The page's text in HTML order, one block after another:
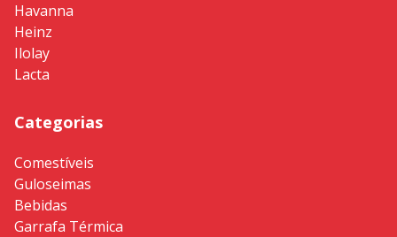
Havanna
Heinz
Ilolay
Lacta
Categorias
Comestíveis
Guloseimas
Bebidas
Garrafa Térmica